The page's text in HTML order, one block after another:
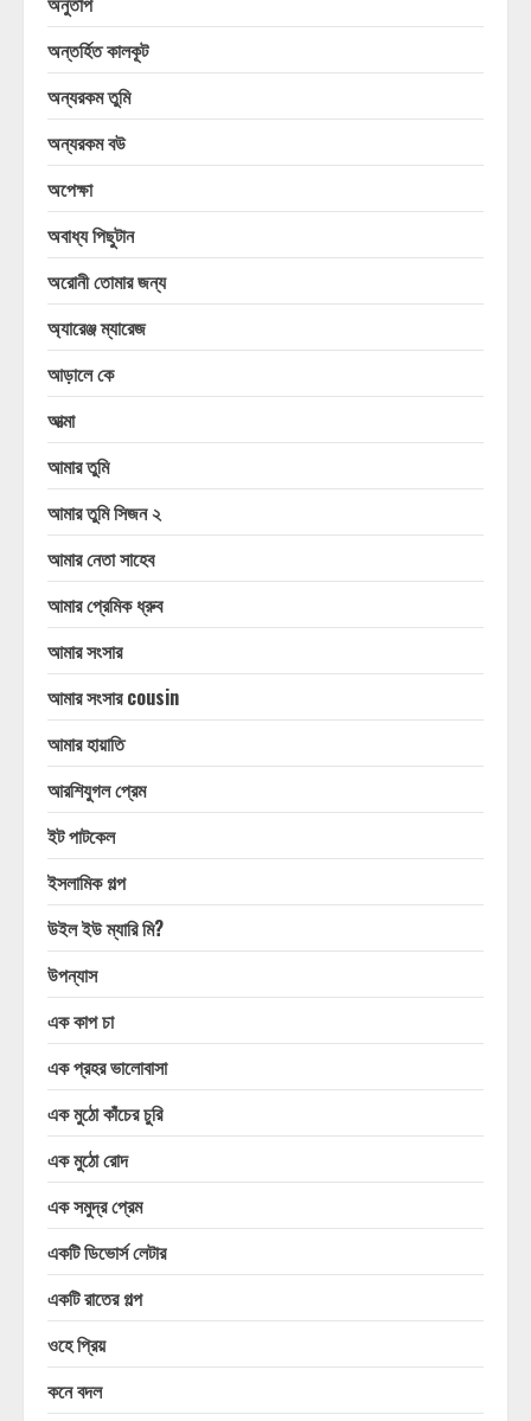
অন্তর্হিত কালকূট
অন্যরকম তুমি
অন্যরকম বউ
অপেক্ষা
অবাধ্য পিছুটান
অরোনী তোমার জন্য
অ্যারেঞ্জ ম্যারেজ
আড়ালে কে
আত্মা
আমার তুমি
আমার তুমি সিজন ২
আমার নেতা সাহেব
আমার প্রেমিক ধ্রুব
আমার সংসার
আমার সংসার cousin
আমার হায়াতি
আরশিযুগল প্রেম
ইট পাটকেল
ইসলামিক গল্প
উইল ইউ ম্যারি মি?
উপন্যাস
এক কাপ চা
এক প্রহর ভালোবাসা
এক মুঠো কাঁচের চুরি
এক মুঠো রোদ
এক সমুদ্র প্রেম
একটি ডিভোর্স লেটার
একটি রাতের গল্প
ওহে প্রিয়
কনে বদল